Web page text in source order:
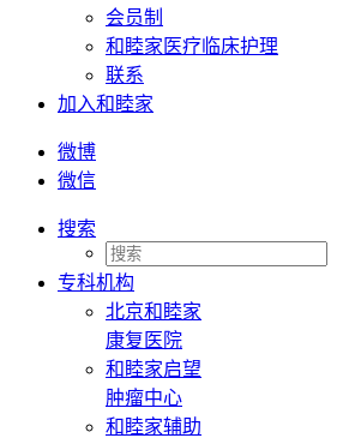
会员制
和睦家医疗临床护理
联系
加入和睦家
微博
微信
搜索
专科机构
北京和睦家
康复医院
和睦家启望
肿瘤中心
和睦家辅助